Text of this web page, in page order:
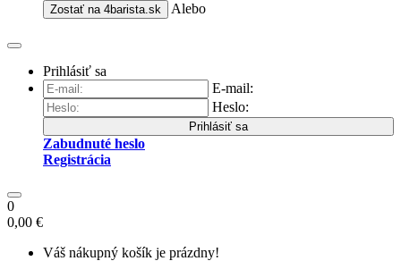
Zostať na 4barista.sk Alebo
Prihlásiť sa
E-mail:
Heslo:
Prihlásiť sa
Zabudnuté heslo
Registrácia
0
0,00 €
Váš nákupný košík je prázdny!